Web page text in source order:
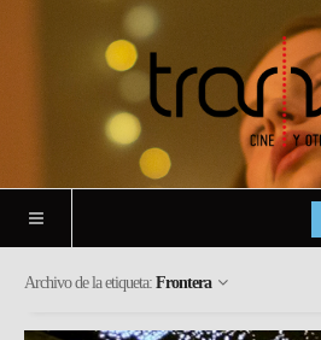
Archivo de la etiqueta: Frontera